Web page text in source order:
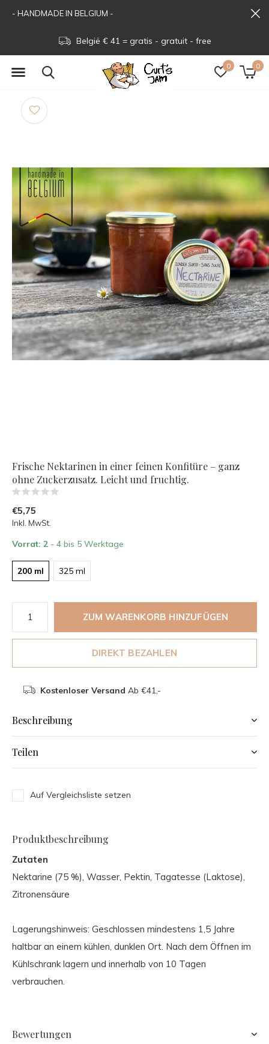
0 0
België € 41 = gratis - gratuit - free
- HANDMADE IN BELGIUM -
Frische Nektarinen in einer feinen Konfitüre – ganz
ohne Zuckerzusatz. Leicht und fruchtig.
€5,75
Inkl. MwSt.
Vorrat: 2 - 4 bis 5 Werktage
200 ml 325 ml
ZUM WARENKORB HINZUFÜGEN
DIREKT BEZAHLEN
Kostenloser Versand Ab €41,-
Beschreibung
Teilen
Auf Vergleichsliste setzen
Produktbeschreibung
Zutaten
Nektarine (75 %), Wasser, Pektin, Tagatesse (Laktose),
Zitronensäure
Lagerungshinweis: Geschlossen mindestens 1,5 Jahre
haltbar an einem kühlen, dunklen Ort. Nach dem Öffnen im
Kühlschrank lagern und innerhalb von 10 Tagen
verbrauchen.
Bewertungen